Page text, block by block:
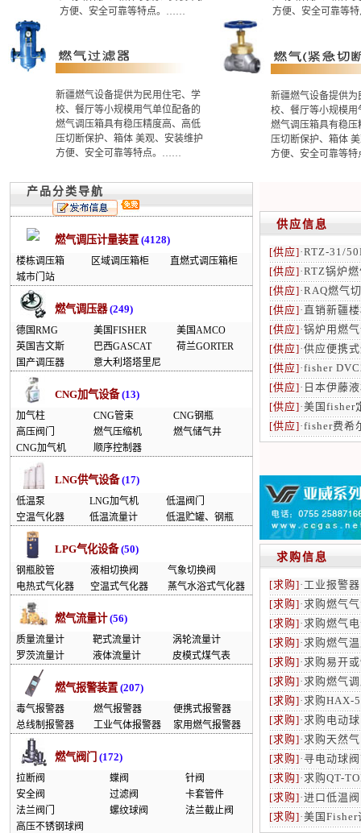
方便、安全可靠等特点。……
方便、安全可靠等
新疆燃气设备提供为民用住宅、学
校、餐厅等小规模用气单位配备的
燃气调压箱具有稳压精度高、高低
压切断保护、箱体 美观、安装维护
方便、安全可靠等特点。……
新疆燃气设备提供为
校、餐厅等小规模用
燃气调压箱具有稳压
压切断保护、箱体
方便、安全可靠等
产品分类导航
燃气调压计量装置 (4128)
楼栋调压箱 区域调压箱柜
直燃式调压箱柜
城市门站
燃气调压器(249)
德国RMG 美国FISHER
美国AMCO
英国吉文斯
巴西GASCAT
荷兰GORTER
国产调压器
意大利塔塔里尼
CNG加气设备(13)
加气柱 CNG管束
CNG钢瓶
高压阀门
燃气压缩机
燃气储气井
CNG加气机
顺序控制器
LNG供气设备(17)
低温泵 LNG加气机
低温阀门
空温气化器
低温流量计 低温贮罐、钢瓶
LPG气化设备(50)
钢瓶胶管 液相切换阀
气象切换阀
电热式气化器
空温式气化器 蒸气水浴式气化器
燃气流量计(56)
质量流量计 靶式流量计
涡轮流量计
罗茨流量计
液体流量计 皮模式煤气表
燃气报警装置 (207)
毒气报警器 燃气报警器
便携式报警器
总线制报警器
工业气体报警器 家用燃气报警器
燃气阀门 (172)
拉断阀 蝶阀
针阀
安全阀
过滤阀
卡套管件
法兰阀门
螺纹球阀
法兰截止阀
高压不锈钢球阀
供应信息
[供应]·RTZ-31/
[供应]·RTZ锅炉
[供应]·RAQ燃气
[供应]· 直销新疆
[供应]·锅炉用燃
[供应]·供应便携
[供应]·fisher
[供应]· 日本伊藤
[供应]·美国fisher
[供应]·fisher费希
求购信息
[求购]· 工业报警
[求购]·求购燃气
[求购]·求购燃气
[求购]·求购燃气
[求购]·求购易开
[求购]·求购燃气
[求购]·求购HAX-
[求购]·求购电动
[求购]·求购天然
[求购]· 寻电动球
[求购]·求购QT-
[求购]·进口低温
[求购]·美国Fisher